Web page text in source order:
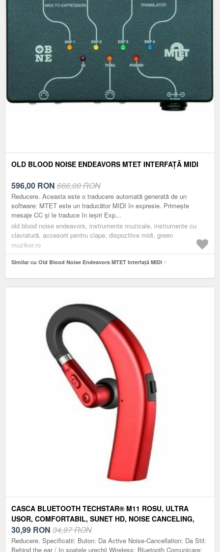
OLD BLOOD NOISE ENDEAVORS MTET INTERFAȚĂ MIDI
596,00 RON 666,00 RON
Reducere. Aceasta este o traducere automată generată de un
software: MTET este un traducător MIDI în expresie. Primește
mesaje CC și le traduce în ieșiri Exp...
old blood noise endeavors, instrumente muzicale, instrumente cu
claviatură, accesorii pentru clape, dispozitive midi, green
muziker.ro
Similar cu Old Blood Noise Endeavors MTET Interfață MIDI
CASCA BLUETOOTH TECHSTAR® M11 ROSU, ULTRA
USOR, COMFORTABIL, SUNET HD, NOISE CANCELING,
10GR
30,99 RON 34,97 RON
Reducere. Specificatii: Buton: Da Active Noise-Cancellation: Da Stil:
Behind the ear / In spatele urechii Wireless: Bluetooth Comunicare: